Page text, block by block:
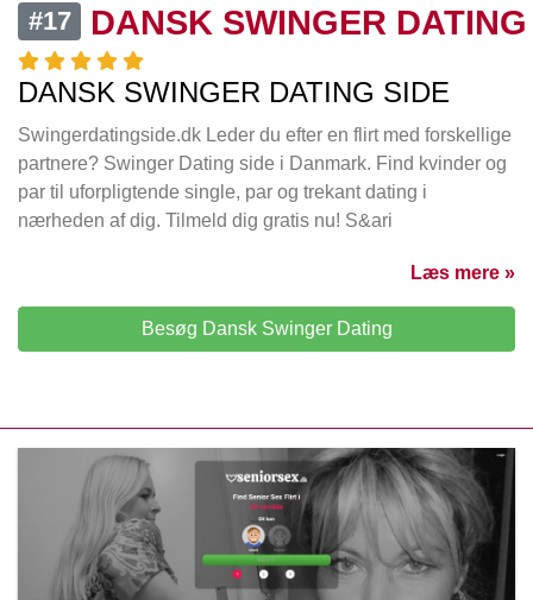
#17 DANSK SWINGER DATING
DANSK SWINGER DATING SIDE
Swingerdatingside.dk Leder du efter en flirt med forskellige
partnere? Swinger Dating side i Danmark. Find kvinder og
par til uforpligtende single, par og trekant dating i
nærheden af dig. Tilmeld dig gratis nu! S&ari
Læs mere »
Besøg Dansk Swinger Dating